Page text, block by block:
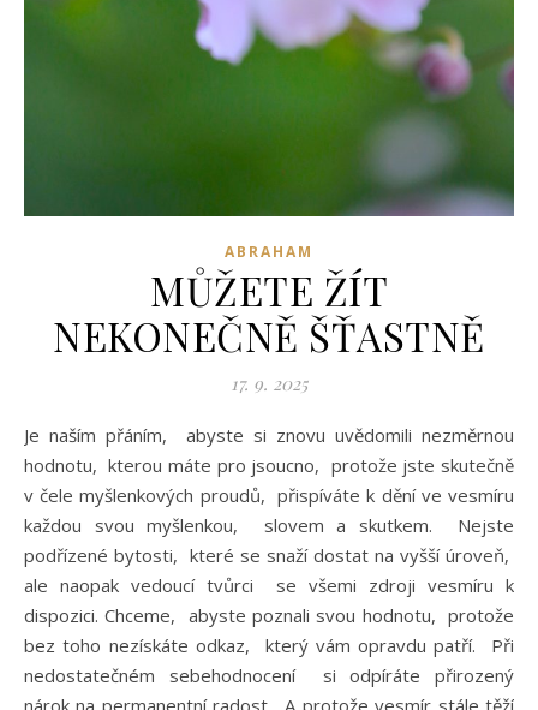
ABRAHAM
MŮŽETE ŽÍT
NEKONEČNĚ ŠŤASTNĚ
17. 9. 2025
Je naším přáním, abyste si znovu uvědomili nezměrnou
hodnotu, kterou máte pro jsoucno, protože jste skutečně
v čele myšlenkových proudů, přispíváte k dění ve vesmíru
každou svou myšlenkou, slovem a skutkem. Nejste
podřízené bytosti, které se snaží dostat na vyšší úroveň,
ale naopak vedoucí tvůrci se všemi zdroji vesmíru k
dispozici. Chceme, abyste poznali svou hodnotu, protože
bez toho nezískáte odkaz, který vám opravdu patří. Při
nedostatečném sebehodnocení si odpíráte přirozený